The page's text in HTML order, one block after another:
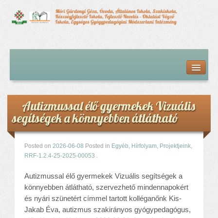
Hírfolyam
Iskolai élet
Alapdokumentumok
Intézményvezetői megbízás dokumentumai
Órarendek (2025/26. tanév)
Szakképzés
Szakkörök
Tanév rendje
Diákigazolvány
Középfokú beiskolázás a 2026-2027-ös tanévben
Középfokú eredmények
Autizmussal élő gyermekek Vizuális
segítségek a könnyebben átlátható
Posted on 2026-06-08 Posted in Egyéb, Hírfolyam, Projektjeink,
RRF-1.2.4-25-2025-00053 .
Autizmussal élő gyermekek Vizuális segítségek a
könnyebben átlátható, szervezhető mindennapokért
és nyári szünetért címmel tartott kolléganőnk Kis-
Jakab Éva, autizmus szakirányos gyógypedagógus,